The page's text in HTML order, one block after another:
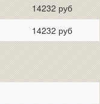
14232 руб
14232 руб